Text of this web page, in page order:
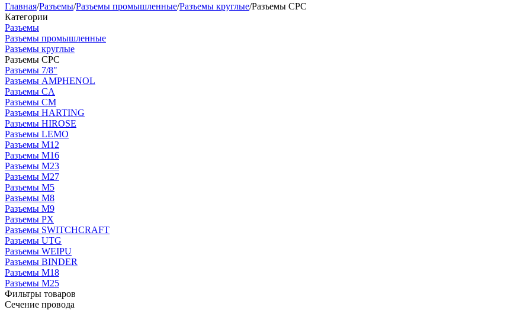
Главная/Разъeмы/Разъeмы промышленные/Разъeмы круглые/Разъeмы CPC
Категории
Разъeмы
Разъeмы промышленные
Разъeмы круглые
Разъeмы CPC
Разъeмы 7/8"
Разъeмы AMPHENOL
Разъeмы CA
Разъeмы CM
Разъeмы HARTING
Разъeмы HIROSE
Разъeмы LEMO
Разъeмы M12
Разъeмы M16
Разъeмы M23
Разъeмы M27
Разъeмы M5
Разъeмы M8
Разъeмы M9
Разъeмы PX
Разъeмы SWITCHCRAFT
Разъeмы UTG
Разъeмы WEIPU
Разъемы BINDER
Разъемы М18
Разъемы М25
Фильтры товаров
Сечение провода